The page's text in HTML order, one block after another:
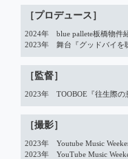
［プロデュース］
2024年　blue pallete板橋物件
2023年　舞台『グッドバイを
［監督］
2023年　TOOBOE『往生際
［撮影］
2023年　Youtube Music
2023年　YouTube Music